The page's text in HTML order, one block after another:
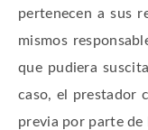
pertenecen a sus
mismos
que pudiera
caso, el prestador
previa por parte de